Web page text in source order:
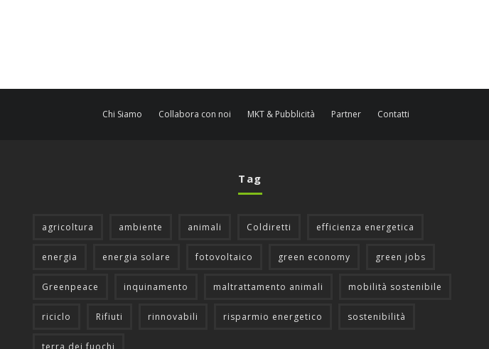
Chi Siamo Collabora con noi MKT & Pubblicità Partner Contatti
Tag
agricoltura ambiente animali Coldiretti efficienza energetica
energia energia solare fotovoltaico green economy green jobs
Greenpeace inquinamento maltrattamento animali mobilità sostenibile
riciclo Rifiuti rinnovabili risparmio energetico sostenibilità
terra dei fuochi